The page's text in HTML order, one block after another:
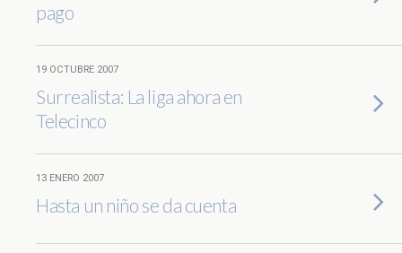
pago
19 OCTUBRE 2007
Surrealista: La liga ahora en
Telecinco
13 ENERO 2007
Hasta un niño se da cuenta